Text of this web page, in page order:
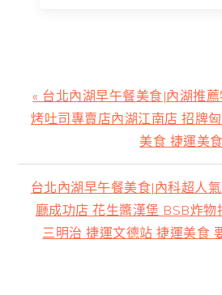
上
一
文
章:
« 台北內湖早午餐美食|內湖推
烤吐司專賣店內湖江南店 招牌
美食 捷運美食
下
一
台北內湖早午餐美食|內科超人
廳成功店 花生醬漢堡 BSB炸物
三明治 捷運文德站 捷運美食